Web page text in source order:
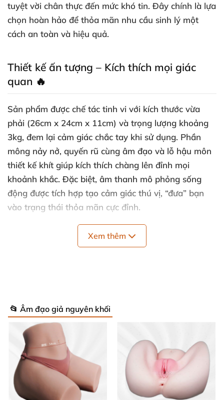
tuyệt vời chân thực đến mức khó tin. Đây chính là lựa
chọn hoàn hảo để thỏa mãn nhu cầu sinh lý một
cách an toàn và hiệu quả.
Thiết kế ấn tượng – Kích thích mọi giác
quan 🔥
Sản phẩm được chế tác tinh vi với kích thước vừa
phải (26cm x 24cm x 11cm) và trọng lượng khoảng
3kg, đem lại cảm giác chắc tay khi sử dụng. Phần
mông nảy nở, quyến rũ cùng âm đạo và lỗ hậu môn
thiết kế khít giúp kích thích chàng lên đỉnh mọi
khoảnh khắc. Đặc biệt, âm thanh mô phỏng sống
động được tích hợp tạo cảm giác thú vị, “đưa” bạn
vào trạng thái thỏa mãn cực đỉnh.
Búp bê tình yêu mông mềm mại mang đến khoái cảm tuyệt vời
Xem thêm
📂 Âm đạo giả nguyên khối